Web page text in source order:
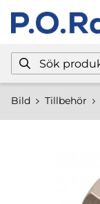
Bild Tillbehör